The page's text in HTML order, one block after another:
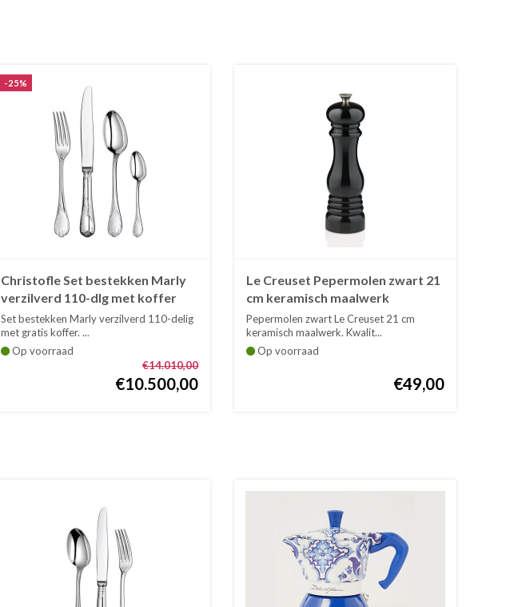
-25%
Christofle Set bestekken Marly
verzilverd 110-dlg met koffer
Set bestekken Marly verzilverd 110-delig
met gratis koffer. ...
Op voorraad
€14.010,00
€10.500,00
Le Creuset Pepermolen zwart 21
cm keramisch maalwerk
Pepermolen zwart Le Creuset 21 cm
keramisch maalwerk. Kwalit...
Op voorraad
€49,00